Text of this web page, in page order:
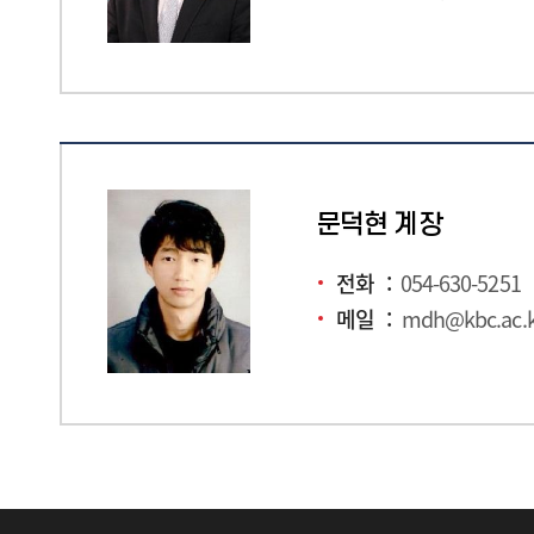
문덕현 계장
전화
054-630-5251
메일
mdh